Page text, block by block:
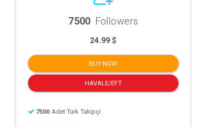
7500 Followers
24.99 $
BUY NOW
HAVALE/EFT
7500 Adet Türk Takipçi